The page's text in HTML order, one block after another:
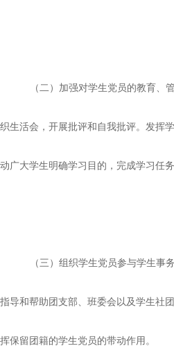
（二）加强对学生党员的教育、
织生活会，开展批评和自我批评。发挥
动广大学生明确学习目的，完成学习任务
（三）组织学生党员参与学生事
指导和帮助团支部、班委会以及学生社
挥保留团籍的学生党员的带动作用。